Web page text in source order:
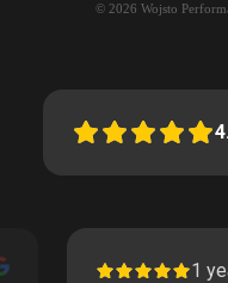
© 2026 Wojsto
1